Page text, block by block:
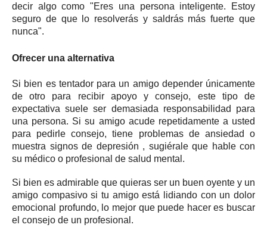
decir algo como "Eres una persona inteligente. Estoy
seguro de que lo resolverás y saldrás más fuerte que
nunca".
Ofrecer una alternativa
Si bien es tentador para un amigo depender únicamente
de otro para recibir apoyo y consejo, este tipo de
expectativa suele ser demasiada responsabilidad para
una persona. Si su amigo acude repetidamente a usted
para pedirle consejo, tiene problemas de ansiedad o
muestra signos de depresión , sugiérale que hable con
su médico o profesional de salud mental.
Si bien es admirable que quieras ser un buen oyente y un
amigo compasivo si tu amigo está lidiando con un dolor
emocional profundo, lo mejor que puede hacer es buscar
el consejo de un profesional.